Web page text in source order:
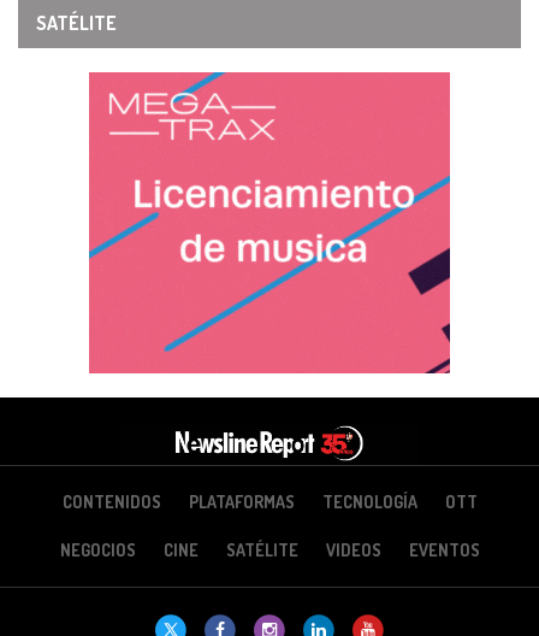
SATÉLITE
CONTENIDOS PLATAFORMAS TECNOLOGÍA OTT
NEGOCIOS CINE SATÉLITE VIDEOS EVENTOS